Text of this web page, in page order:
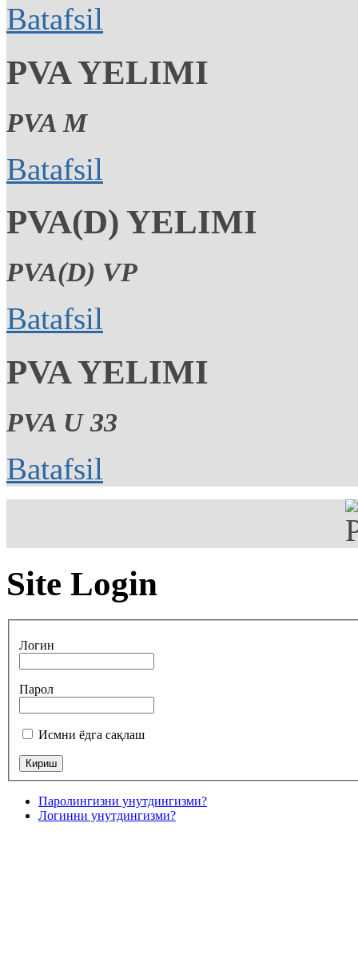
Batafsil
PVA YELIMI
PVA M
Batafsil
PVA(D) YELIMI
PVA(D) VP
Batafsil
PVA YELIMI
PVA U 33
Batafsil
Site Login
Логин
Парол
Исмни ёдга сақлаш
Паролингизни унутдингизми?
Логинни унутдингизми?